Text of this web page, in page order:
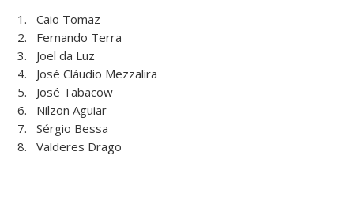
1. Caio Tomaz
2. Fernando Terra
3. Joel da Luz
4. José Cláudio Mezzalira
5. José Tabacow
6. Nilzon Aguiar
7. Sérgio Bessa
8. Valderes Drago